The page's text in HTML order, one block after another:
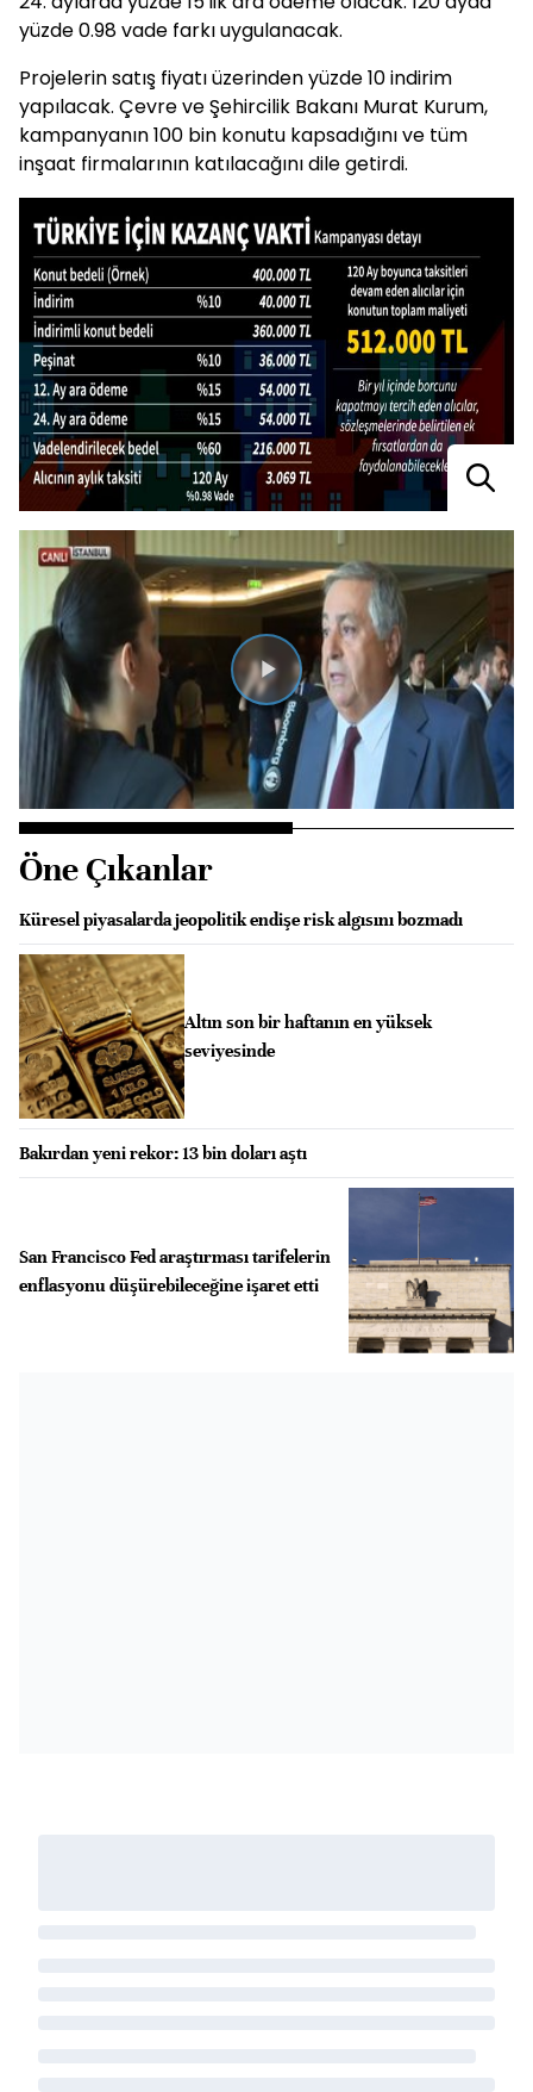
yüzde 0.98 vade farkı uygulanacak.
Projelerin satış fiyatı üzerinden yüzde 10 indirim
yapılacak. Çevre ve Şehircilik Bakanı Murat Kurum,
kampanyanın 100 bin konutu kapsadığını ve tüm
inşaat firmalarının katılacağını dile getirdi.
Videoyu
Oynat
Öne Çıkanlar
Küresel piyasalarda jeopolitik endişe risk algısını bozmadı
Altın son bir haftanın en yüksek
seviyesinde
Bakırdan yeni rekor: 13 bin doları aştı
San Francisco Fed araştırması tarifelerin
enflasyonu düşürebileceğine işaret etti